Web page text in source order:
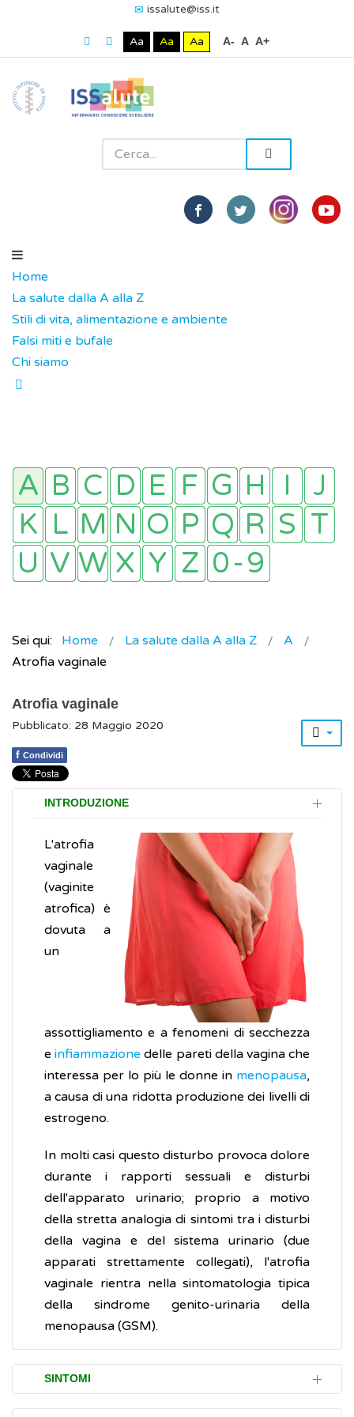
issalute@iss.it
Aa Aa Aa A- A A+
Home
La salute dalla A alla Z
Stili di vita, alimentazione e ambiente
Falsi miti e bufale
Chi siamo
Sei qui: Home La salute dalla A alla Z
A
Atrofia vaginale
Atrofia vaginale
Pubblicato: 28 Maggio 2020
f Condividi
INTRODUZIONE
L'atrofia
vaginale
(vaginite
atrofica) è
dovuta a
un
assottigliamento e a fenomeni di secchezza
einfiammazionedelle pareti della vagina che
interessa per lo più le donne in menopausa,
a causa di una ridotta produzione dei livelli di
estrogeno.
In molti casi questo disturbo provoca dolore
durante i rapporti sessuali e disturbi
dell'apparato urinario; proprio a motivo
della stretta analogia di sintomi tra i disturbi
della vagina e del sistema urinario (due
apparati strettamente collegati), l'atrofia
vaginale rientra nella sintomatologia tipica
della sindrome genito-urinaria della
menopausa (GSM).
SINTOMI